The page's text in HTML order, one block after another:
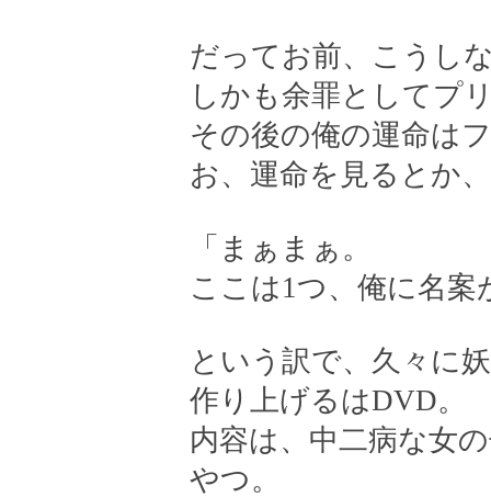
だってお前、こうし
しかも余罪としてプ
その後の俺の運命は
お、運命を見るとか
「まぁまぁ。
ここは1つ、俺に名案
という訳で、久々に
作り上げるはDVD。
内容は、中二病な女
やつ。